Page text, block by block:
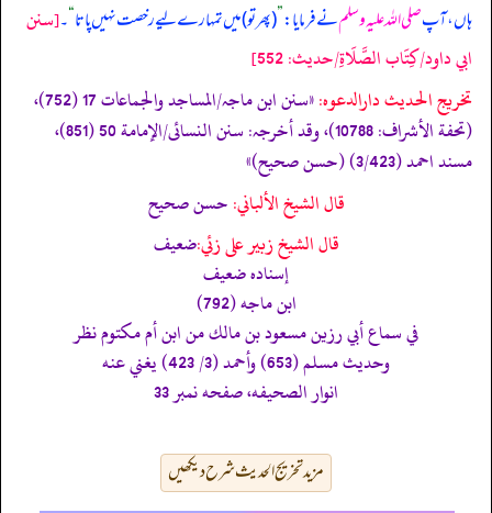
ہاں، آپصلی اللہ علیہ وسلمنے فرمایا:”(پھر تو) میں تمہارے لیے رخصت نہیں پاتا“۔[سنن
ابي داود/كِتَاب الصَّلَاةِ/حدیث: 552]
تخریج الحدیث دارالدعوہ:
«‏‏‏‏سنن ابن ماجہ/المساجد والجماعات 17 (752)،
(تحفة الأشراف: 10788)، وقد أخرجہ: سنن النسائی/الإمامة 50 (851)،
مسند احمد (3/423) (حسن صحیح)»
قال الشيخ الألباني:حسن صحيح
قال الشيخ زبير على زئي:ضعيف
إسناده ضعيف
ابن ماجه (792)
في سماع أبي رزين مسعود بن مالك من ابن أم مكتوم نظر
وحديث مسلم (653) وأحمد (3/ 423) يغني عنه
انوار الصحيفه، صفحه نمبر 33
مزید تخریج الحدیث شرح دیکھیں